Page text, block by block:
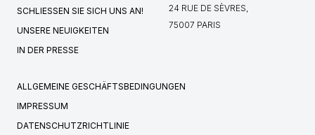
SCHLIESSEN SIE SICH UNS AN!
UNSERE NEUIGKEITEN
IN DER PRESSE
24 RUE DE SÈVRES,
75007 PARIS
ALLGEMEINE GESCHÄFTSBEDINGUNGEN
IMPRESSUM
DATENSCHUTZRICHTLINIE